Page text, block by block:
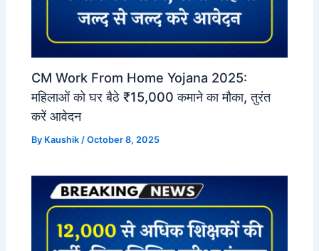
CM Work From Home Yojana 2025:
महिलाओं को घर बैठे ₹15,000 कमाने का मौका, तुरंत
करें आवेदन
By Kaushik/October 8, 2025